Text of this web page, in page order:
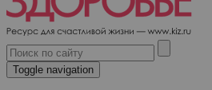
Toggle navigation